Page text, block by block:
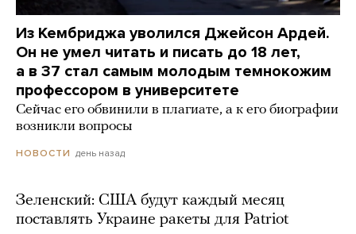
Из Кембриджа уволился Джейсон Ардей.
Он не умел читать и писать до 18 лет,
а в 37 стал самым молодым темнокожим
профессором в университете
Сейчас его обвинили в плагиате, а к его биографии
возникли вопросы
НОВОСТИ день назад
Зеленский: США будут каждый месяц
поставлять Украине ракеты для Patriot